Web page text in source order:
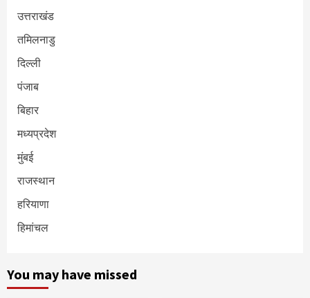
उत्तराखंड
तमिलनाडु
दिल्ली
पंजाब
बिहार
मध्यप्रदेश
मुंबई
राजस्थान
हरियाणा
हिमांचल
You may have missed